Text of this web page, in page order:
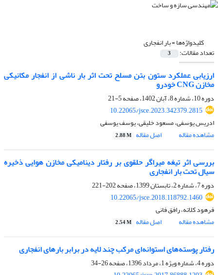
کلیدواژه‌ها =بار انفجاری
تعداد مقالات: 3
ارزیابی عملکرد ستون بتن مسلح تحت اثر بار ناشی از انفجار مکانیکی
مخازن CNG خودرو
دوره 10، شماره 8، آبان 1402، صفحه
5-21
10.22065/jsce.2023.342379.2815
ادریس یوسفی، مسعود خلیقی، یوسف یوسفی
مشاهده مقاله
اصل مقاله 2.88 M
بررسی اثر تیغه میراگر حلقوی بر رفتار دینامیکی مخازن هوایی ذخیره‌
سیال تحت بار انفجاری
دوره 7، شماره 2، تابستان 1399، صفحه
202-221
10.22065/jsce.2018.118792.1460
فرهود کلاته، رافق فانی
مشاهده مقاله
اصل مقاله 2.54 M
رفتار پوسته‌های استوانه‌ای مرکب چند لایه در برابر بارهای انفجاری
دوره 4، شماره ویژه 1، مرداد 1396، صفحه
26-34